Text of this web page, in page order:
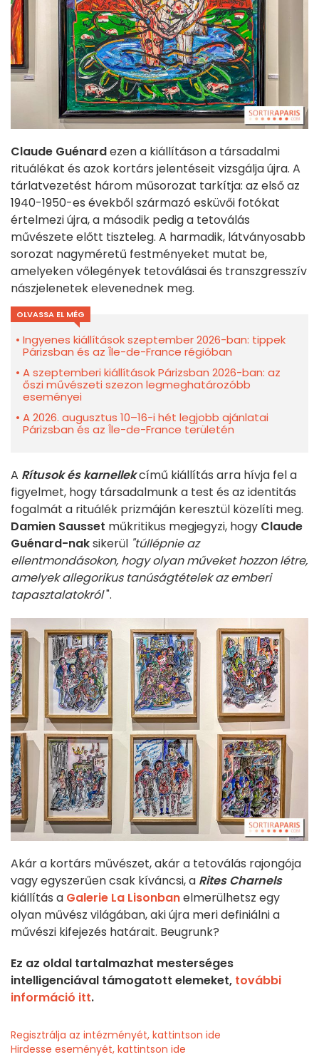
Claude Guénardezen a kiállításon a társadalmi
rituálékat és azok kortárs jelentéseit vizsgálja újra. A
tárlatvezetést három műsorozat tarkítja: az első az
1940-1950-es évekből származó esküvői fotókat
értelmezi újra, a második pedig a tetoválás
művészete előtt tiszteleg. A harmadik, látványosabb
sorozat nagyméretű festményeket mutat be,
amelyeken vőlegények tetoválásai és transzgresszív
nászjelenetek elevenednek meg.
OLVASSA EL MÉG
Ingyenes kiállítások szeptember 2026-ban: tippek
Párizsban és az Île-de-France régióban
A szeptemberi kiállítások Párizsban 2026-ban: az
őszi művészeti szezon legmeghatározóbb
eseményei
A 2026. augusztus 10–16-i hét legjobb ajánlatai
Párizsban és az Île-de-France területén
A Rítusok és karnellekcímű kiállítás arra hívja fel a
figyelmet, hogy társadalmunk a test és az identitás
fogalmát a rituálék prizmáján keresztül közelíti meg.
Damien Sausset műkritikus megjegyzi, hogy Claude
Guénard-naksikerül "túllépnie az
ellentmondásokon, hogy olyan műveket hozzon létre,
amelyek allegorikus tanúságtételek az emberi
tapasztalatokról".
Akár a kortárs művészet, akár a tetoválás rajongója
vagy egyszerűen csak kíváncsi, a Rites Charnels
kiállítás a Galerie La Lisonbanelmerülhetsz egy
olyan művész világában, aki újra meri definiálni a
művészi kifejezés határait. Beugrunk?
Ez az oldal tartalmazhat mesterséges
intelligenciával támogatott elemeket, további
információ itt.
Regisztrálja az intézményét, kattintson ide
Hirdesse eseményét, kattintson ide